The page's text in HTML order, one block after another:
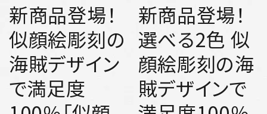
新商品登場！
似顔絵彫刻の
海賊デザイン
で満足度
新商品登場！
選べる2色 似
顔絵彫刻の海
賊デザインで